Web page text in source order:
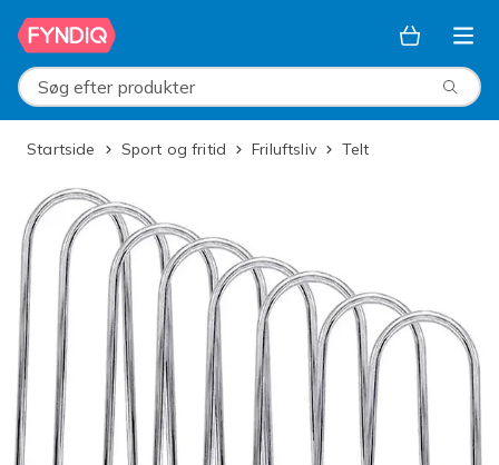
Spring til hovedindhold
Søg efter produkter
Startside Sport og fritid Friluftsliv Telt